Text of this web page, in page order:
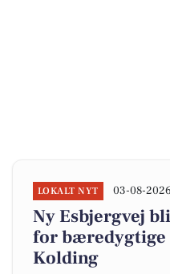
LOKALT NYT 03-08-
Ny Esbjergvej
for bæredygtige
Kolding